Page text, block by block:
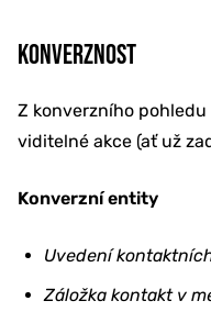
KONVERZNOST
Z konverzního
viditelné akce (ať už
Konverzní entity
Uvedení
Záložka kontakt v